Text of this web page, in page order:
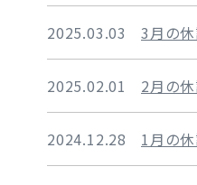
2025.03.03 3月の
2025.02.01 2月の
2024.12.28 1月の